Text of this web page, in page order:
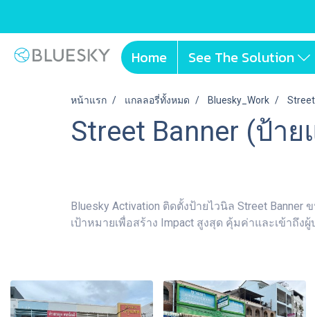
Home
See The Solution
หน้าแรก แกลลอรี่ทั้งหมด Bluesky_Work
Street Banner (ป้า
Bluesky Activation ติดตั้งป้ายไวนิล Street
เป้าหมายเพื่อสร้าง Impact สูงสุด คุ้มค่าและเข้าถึง